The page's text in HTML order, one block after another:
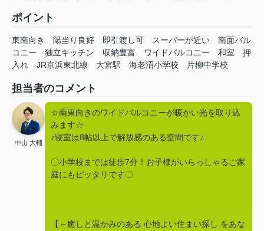
ポイント
東南向き 陽当り良好 即引渡し可 スーパーが近い
南面バル
コニー
独立キッチン 収納豊富 ワイドバルコニー 和室
押
入れ
JR京浜東北線 大宮駅 海老沼小学校 片柳中学校
担当者のコメント
中山 大輔
☆南東向きのワイドバルコニーが暖かい光を取り込
みます☆
♪寝室は8帖以上で解放感のある空間です♪
〇小学校までは徒歩7分！お子様がいらっしゃるご家
庭にもピッタリです〇
【～癒しと温かみのある 心地よい住まい探し をあな